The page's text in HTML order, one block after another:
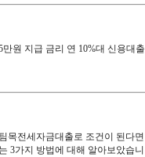
원 지급 금리 연 10%대 신용대출
목전세자금대출로 조건이 된다면
3가지 방법에 대해 알아보았습니